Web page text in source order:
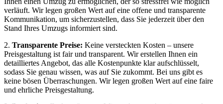
verläuft. Wir legen großen Wert auf eine offene und transparente
Kommunikation, um sicherzustellen, dass Sie jederzeit über den
Stand Ihres Umzugs informiert sind.
2. Transparente Preise: Keine versteckten Kosten – unsere
Preisgestaltung ist fair und transparent. Wir erstellen Ihnen ein
detailliertes Angebot, das alle Kostenpunkte klar aufschlüsselt,
sodass Sie genau wissen, was auf Sie zukommt. Bei uns gibt es
keine bösen Überraschungen. Wir legen großen Wert auf eine faire
und ehrliche Preisgestaltung.